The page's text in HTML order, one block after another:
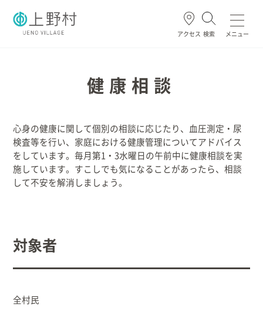
アクセス 検索 メニュー
ごみ・資源 住民票・戸籍 妊娠・出産 高齢・介護
ホーム
健康/医療/福祉
健康相談
心身の健康に関して個別の相談に応じたり、血圧測定・尿
検査等を行い、家庭における健康管理についてアドバイス
をしています。毎月第1・3水曜日の午前中に健康相談を実
施しています。すこしでも気になることがあったら、相談
して不安を解消しましょう。
対象者
全村民